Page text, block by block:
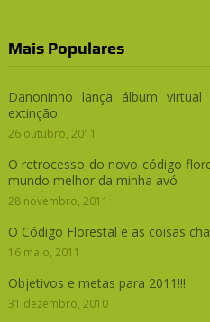
Mais Populares
Danoninho lança álbum
extinção
26 outubro, 2011
O retrocesso do novo código
mundo melhor da minha avó
28 novembro, 2011
O Código Florestal e as coisas
16 maio, 2011
Objetivos e metas para 2011!!!
31 dezembro, 2010